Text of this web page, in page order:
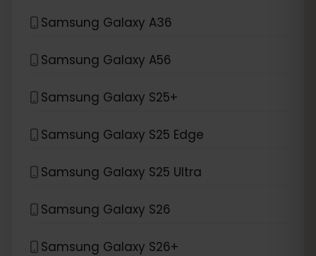
Samsung Galaxy A36
Samsung Galaxy A56
Samsung Galaxy S25+
Samsung Galaxy S25 Edge
Samsung Galaxy S25 Ultra
Samsung Galaxy S26
Samsung Galaxy S26+